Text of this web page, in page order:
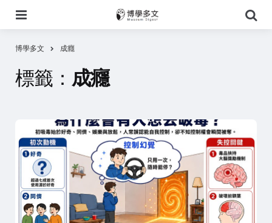
尋
博學多文 成癮
標籤： 成癮